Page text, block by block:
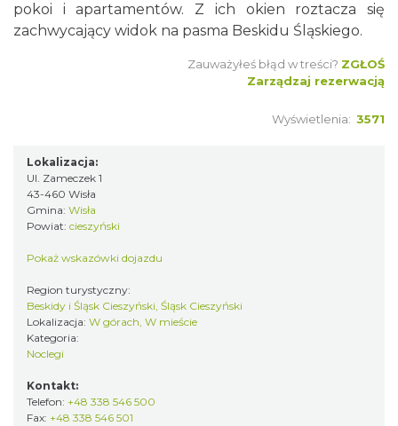
pokoi i apartamentów. Z ich okien roztacza się
zachwycający widok na pasma Beskidu Śląskiego.
Zauważyłeś błąd w treści? ZGŁOŚ
Zarządzaj rezerwacją
Wyświetlenia: 3571
Lokalizacja:
Ul. Zameczek 1
43-460 Wisła
Gmina: Wisła
Powiat: cieszyński
Pokaż wskazówki dojazdu
Region turystyczny:
Beskidy i Śląsk Cieszyński, Śląsk Cieszyński
Lokalizacja: W górach, W mieście
Kategoria:
Noclegi
Kontakt:
Telefon: +48 338 546 500
Fax: +48 338 546 501